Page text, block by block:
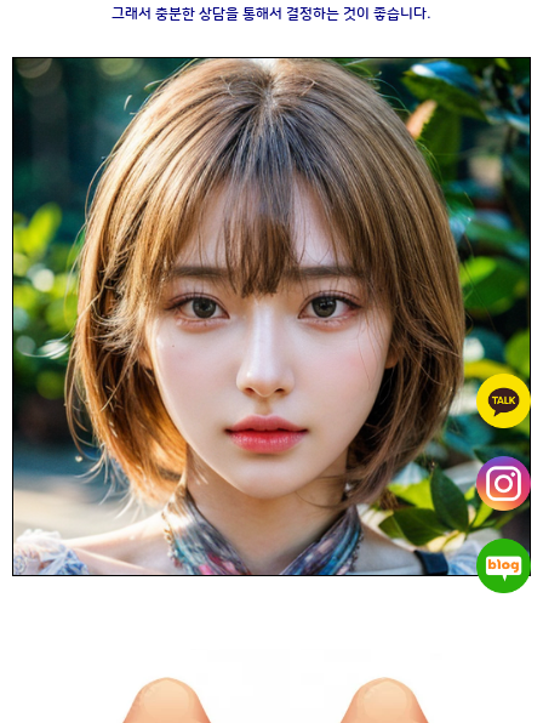
그래서 충분한 상담을 통해서 결정하는 것이 좋습니다.